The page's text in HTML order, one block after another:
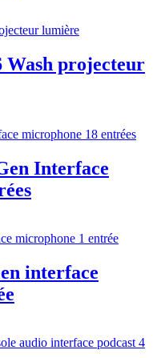
projecteur
Interface
interface